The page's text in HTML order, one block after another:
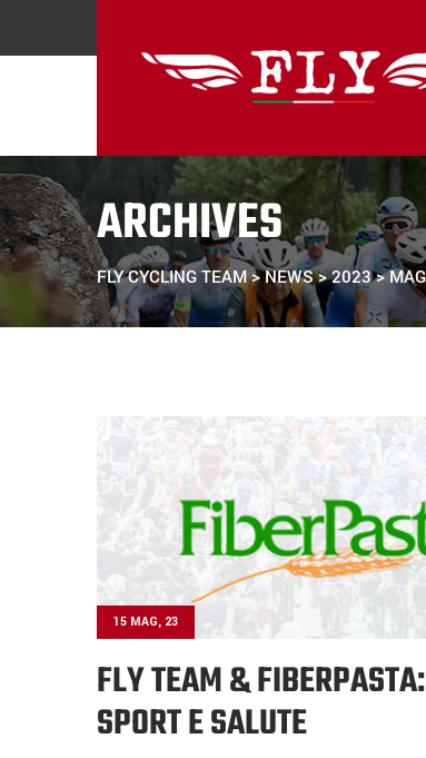
ARCHIVES
FLY CYCLING TEAM>NEWS>2023>
15 MAG, 23
FLY TEAM &
SPORT E SALUTE